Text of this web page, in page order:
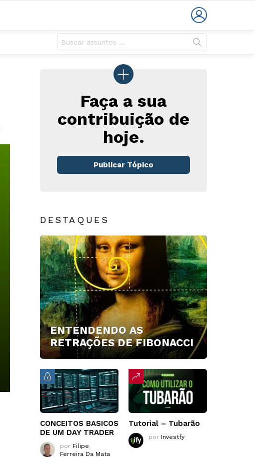
Faça a sua
contribuição de
hoje.
Publicar Tópico
DESTAQUES
ENTENDENDO AS
RETRAÇÕES DE FIBONACCI
CONCEITOS BASICOS
DE UM DAY TRADER
por Filipe
Ferreira Da Mata
Tutorial – Tubarão
por Investfy